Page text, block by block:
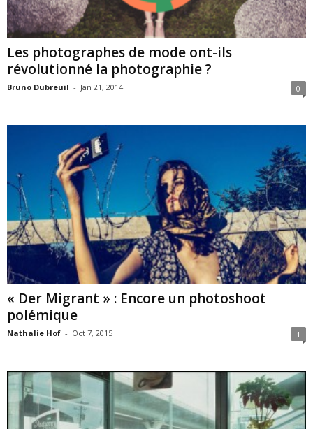
Les photographes de mode ont-ils
révolutionné la photographie ?
Bruno Dubreuil - Jan 21, 2014 0
« Der Migrant » : Encore un photoshoot
polémique
Nathalie Hof - Oct 7, 2015 1